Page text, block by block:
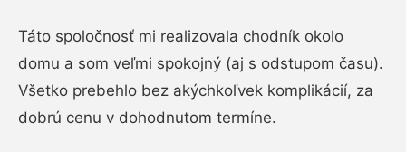
Táto spoločnosť mi realizovala chodník okolo
domu a som veľmi spokojný (aj s odstupom času).
Všetko prebehlo bez akýchkoľvek komplikácií, za
dobrú cenu v dohodnutom termíne.